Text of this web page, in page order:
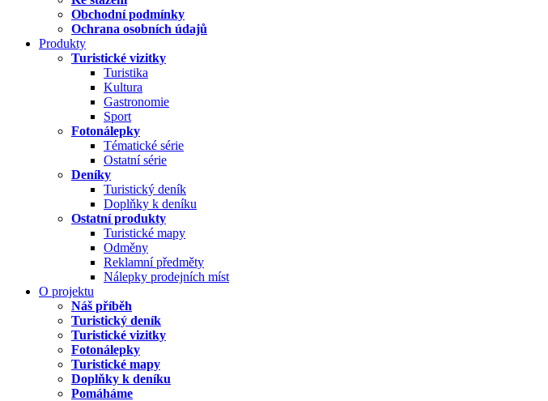
Obchodní podmínky
Ochrana osobních údajů
Produkty
Turistické vizitky
Turistika
Kultura
Gastronomie
Sport
Fotonálepky
Tématické série
Ostatní série
Deníky
Turistický deník
Doplňky k deníku
Ostatní produkty
Turistické mapy
Odměny
Reklamní předměty
Nálepky prodejních míst
O projektu
Náš příběh
Turistický deník
Turistické vizitky
Fotonálepky
Turistické mapy
Doplňky k deníku
Pomáháme